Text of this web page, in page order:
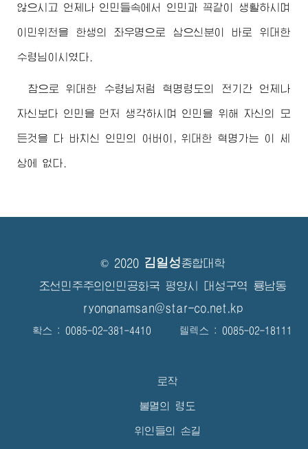
않으시고 언제나 인민들속에서 인민과 꼭같이 생활하시며
이민위천을 한생의 좌우명으로 삼으신분이 바로 위대한
수령님 이시였다.
참으로위대한 수령님 처럼 혁명령도의 전기간 언제나
자신보다 인민을 먼저 생각하시며 인민을 위해 자신의 모
든것을 다 바치신 인민의 어버이 ,위대한 혁명가는 이 세
상에 없다.
© 2020 김일성종합대학
조선민주주의인민공화국 평양시 대성구역 룡남동
ryongnamsan@star-co.net.kp
확스 : 0085-02-381-4410 텔렉스 : 0085-02-18111
로작
불멸의 령도
위인들의 손길